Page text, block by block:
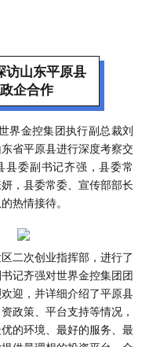
访山东平原县
企合作
界金控集团执行副总裁刘
省平原县进行深度考察交
县委副书记齐强，县委常
，县委常委、宣传部部长
热情接待。
二次创业指挥部，进行了
记齐强对世界金控集团团
迎，并详细介绍了平原县
政策、平台支持等情况，
的环境、最好的服务、最